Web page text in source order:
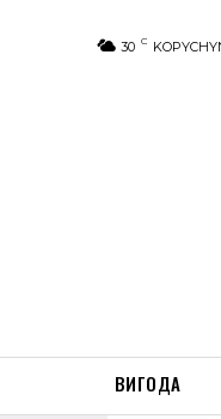
30 C
ВИГОДА